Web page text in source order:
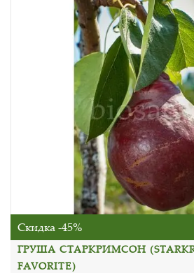
Скидка -45%
ГРУША СТАРКРИМСОН
FAVORITE)